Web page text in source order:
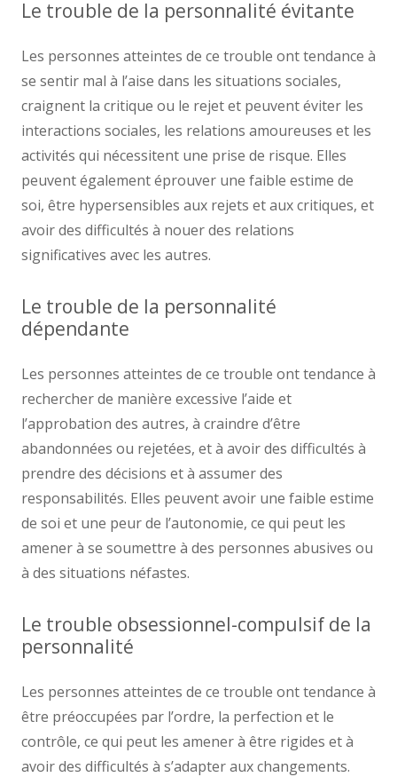
Le trouble de la personnalité évitante
Les personnes atteintes de ce trouble ont tendance à
se sentir mal à l’aise dans les situations sociales,
craignent la critique ou le rejet et peuvent éviter les
interactions sociales, les relations amoureuses et les
activités qui nécessitent une prise de risque. Elles
peuvent également éprouver une faible estime de
soi, être hypersensibles aux rejets et aux critiques, et
avoir des difficultés à nouer des relations
significatives avec les autres.
Le trouble de la personnalité
dépendante
Les personnes atteintes de ce trouble ont tendance à
rechercher de manière excessive l’aide et
l’approbation des autres, à craindre d’être
abandonnées ou rejetées, et à avoir des difficultés à
prendre des décisions et à assumer des
responsabilités. Elles peuvent avoir une faible estime
de soi et une peur de l’autonomie, ce qui peut les
amener à se soumettre à des personnes abusives ou
à des situations néfastes.
Le trouble obsessionnel-compulsif de la
personnalité
Les personnes atteintes de ce trouble ont tendance à
être préoccupées par l’ordre, la perfection et le
contrôle, ce qui peut les amener à être rigides et à
avoir des difficultés à s’adapter aux changements.